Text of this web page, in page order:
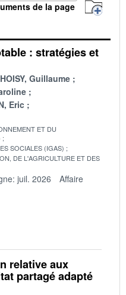
de la page
: stratégies et
Guillaume
Eric
ET DU
SOCIALES (IGAS)
DE L'AGRICULTURE ET DES
juil. 2026
Affaire
relative aux
partagé adapté